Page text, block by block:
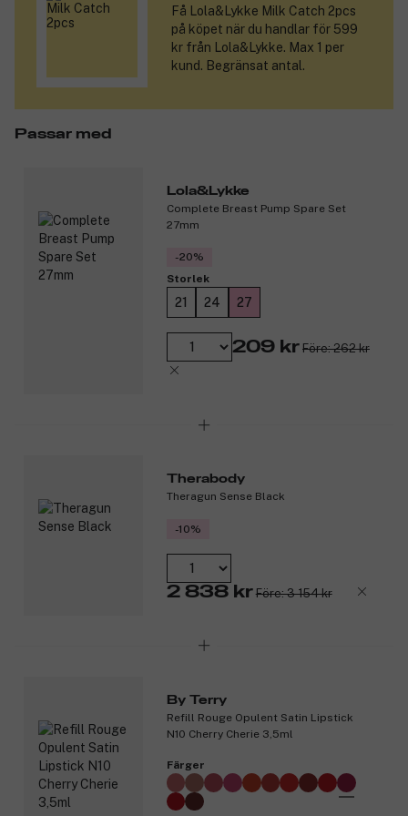
anpassas enkelt i takt med att kroppen förändras. Finns i
storlekarna XS–XL.
Få
Lola&Lykke Milk Catch 2pcs
på köpet när du handlar för 599
kr från Lola&Lykke. Max 1 per
kund. Begränsat antal.
Passar med
Lola&Lykke
Complete Breast Pump Spare Set
27mm
-20%
Storlek
21 24 27
209 kr Före: 262 kr
Therabody
Theragun Sense Black
-10%
2 838 kr Före: 3 154 kr
By Terry
Refill Rouge Opulent Satin Lipstick
N10 Cherry Cherie 3,5ml
Färger